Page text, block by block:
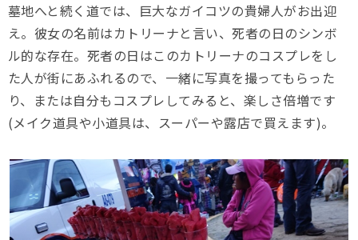
墓地へと続く道では、巨大なガイコツの貴婦人がお出迎
え。彼女の名前はカトリーナと言い、死者の日のシンボ
ル的な存在。死者の日はこのカトリーナのコスプレをし
た人が街にあふれるので、一緒に写真を撮ってもらった
り、または自分もコスプレしてみると、楽しさ倍増です
(メイク道具や小道具は、スーパーや露店で買えます)。